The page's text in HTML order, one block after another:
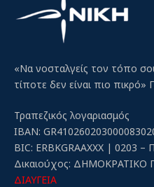
«Να νοσταλγείς τον τόπο
τίποτε δεν είναι πιο πικρό»
Τραπεζικός λογαριασμός
IBAN:
BIC: ERBKGRAAXXX | 0203 –
Δικαιούχος: ΔΗΜΟΚΡΑΤΙΚΟ
ΔΙΑΥΓΕΙΑ